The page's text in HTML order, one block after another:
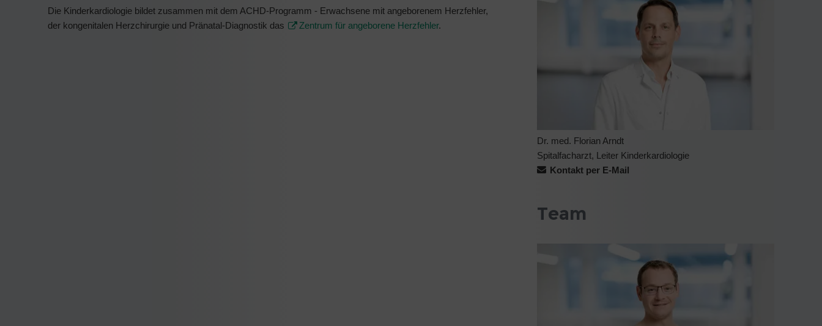
Die Kinderkardiologie bildet zusammen mit dem ACHD-Programm - Erwachsene mit angeborenem Herzfehler,
der kongenitalen Herzchirurgie und Pränatal-Diagnostik das
Zentrum für angeborene Herzfehler.
Dr. med. Florian Arndt
Spitalfacharzt, Leiter Kinderkardiologie
Kontakt per E-Mail
Team